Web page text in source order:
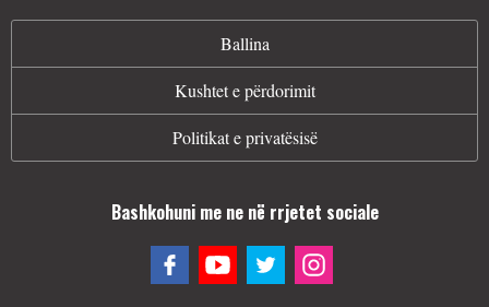
Ballina
Kushtet e përdorimit
Politikat e privatësisë
Bashkohuni me ne në rrjetet sociale